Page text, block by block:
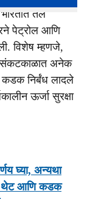
तेल
पेट्रोल आणि
विशेष म्हणजे,
संकटकाळात अनेक
निर्बंध लादले
ऊर्जा सुरक्षा
घ्या, अन्यथा
थेट आणि कडक